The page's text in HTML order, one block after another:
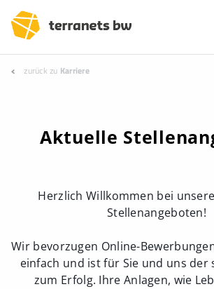
zurück zu Karriere
Aktuelle
Herzlich Willkommen bei
Stellenangeboten!
Wir bevorzugen Online-
einfach und ist für Sie und uns der
zum Erfolg. Ihre Anlagen, wie